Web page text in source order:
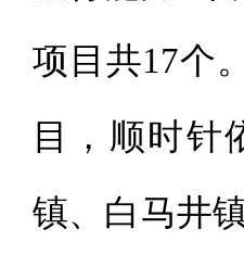
项目共17个
目，顺时针
镇、白马井